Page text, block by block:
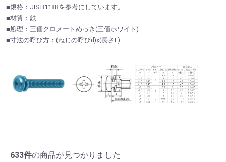
■規格：JIS B1188を参考にしています。
■材質：鉄
■処理：三価クロメートめっき(三価ホワイト)
■寸法の呼び方：(ねじの呼びd)x(長さL)
633件の商品が見つかりました